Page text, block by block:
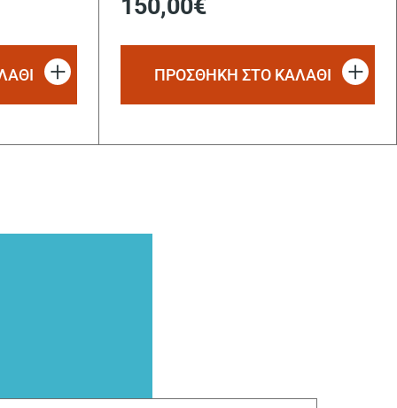
150,00€
ΠΡΟΣΘΗΚΗ ΣΤΟ ΚΑΛΑΘΙ